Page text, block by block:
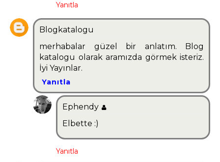
Yanıtla
Blogkatalogu
merhabalar güzel bir anlatım. Blog
katalogu olarak aramızda görmek isteriz.
İyi Yayınlar.
Yanıtla
Ephendy
Elbette :)
Yanıtla